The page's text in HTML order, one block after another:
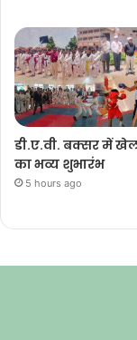
डी.ए.वी. बक्सर में
का भव्य शुभारंभ
5 hours ago